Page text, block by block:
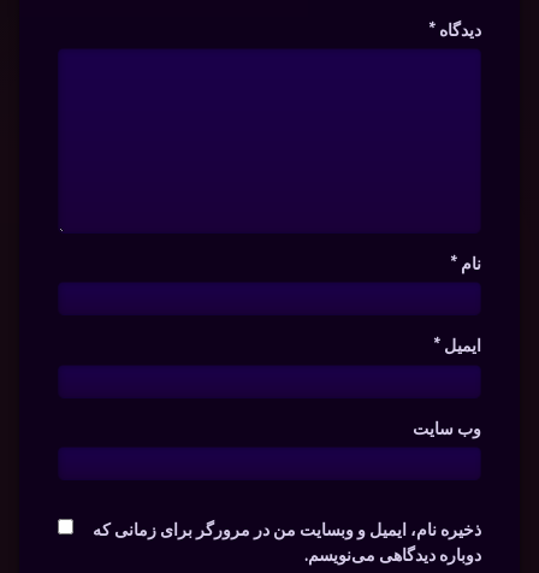
دیدگاه *
نام *
ایمیل *
وب‌ سایت
ذخیره نام، ایمیل و وبسایت من در مرورگر برای زمانی که
دوباره دیدگاهی می‌نویسم.